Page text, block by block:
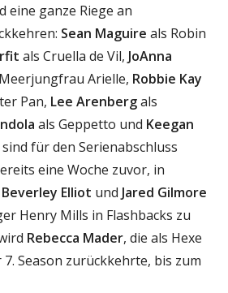
eine ganze Riege an
Sean Maguire als Robin
als Cruella de Vil, JoAnna
Arielle, Robbie Kay
Pan, Lee Arenbergals
als Geppetto und Keegan
sind für den Serienabschluss
eine Woche zuvor, in
Beverley Elliot und Jared Gilmore
Henry Mills in Flashbacks zu
Rebecca Mader, die als Hexe
Season zurückkehrte, bis zum